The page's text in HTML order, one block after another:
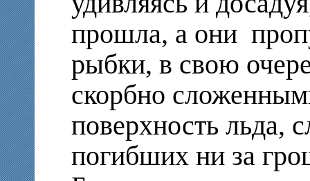
прошла, а они
рыбки, в свою
скорбно
поверхность льда,
погибших ни за